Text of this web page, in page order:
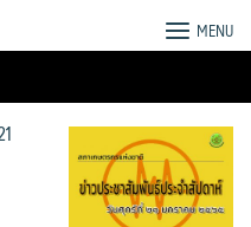
MENU